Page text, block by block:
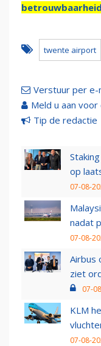
twente airport
Verstuur per e-
Meld u aan
Tip de redactie
op
07-08-
nadat
07-08-
Airbus
ziet
07-
KLM
07-08-